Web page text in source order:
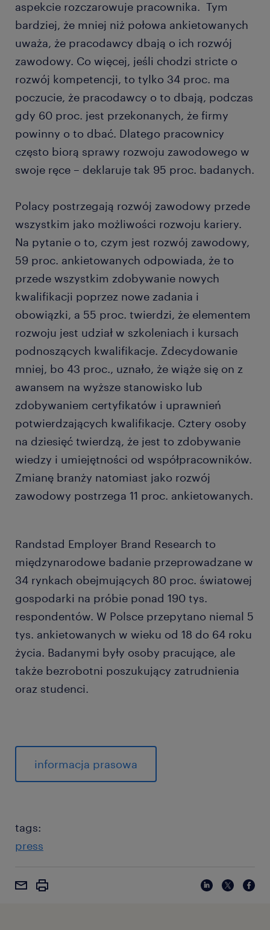
aspekcie rozczarowuje pracownika. Tym
bardziej, że mniej niż połowa ankietowanych
uważa, że pracodawcy dbają o ich rozwój
zawodowy. Co więcej, jeśli chodzi stricte o
rozwój kompetencji, to tylko 34 proc. ma
poczucie, że pracodawcy o to dbają, podczas
gdy 60 proc. jest przekonanych, że firmy
powinny o to dbać. Dlatego pracownicy
często biorą sprawy rozwoju zawodowego w
swoje ręce – deklaruje tak 95 proc. badanych.
Polacy postrzegają rozwój zawodowy przede
wszystkim jako możliwości rozwoju kariery.
Na pytanie o to, czym jest rozwój zawodowy,
59 proc. ankietowanych odpowiada, że to
przede wszystkim zdobywanie nowych
kwalifikacji poprzez nowe zadania i
obowiązki, a 55 proc. twierdzi, że elementem
rozwoju jest udział w szkoleniach i kursach
podnoszących kwalifikacje. Zdecydowanie
mniej, bo 43 proc., uznało, że wiąże się on z
awansem na wyższe stanowisko lub
zdobywaniem certyfikatów i uprawnień
potwierdzających kwalifikacje. Cztery osoby
na dziesięć twierdzą, że jest to zdobywanie
wiedzy i umiejętności od współpracowników.
Zmianę branży natomiast jako rozwój
zawodowy postrzega 11 proc. ankietowanych.
Randstad Employer Brand Research to
międzynarodowe badanie przeprowadzane w
34 rynkach obejmujących 80 proc. światowej
gospodarki na próbie ponad 190 tys.
respondentów. W Polsce przepytano niemal 5
tys. ankietowanych w wieku od 18 do 64 roku
życia. Badanymi były osoby pracujące, ale
także bezrobotni poszukujący zatrudnienia
oraz studenci.
informacja prasowa
tags:
press